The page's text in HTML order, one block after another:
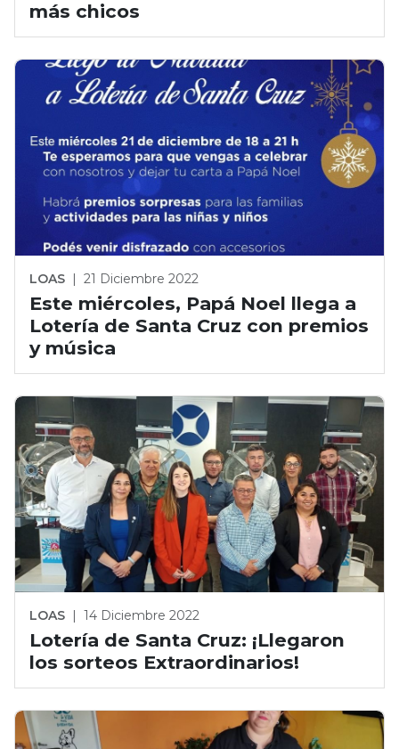
más chicos
LOAS | 21 Diciembre 2022
Este miércoles, Papá Noel llega a
Lotería de Santa Cruz con premios
y música
LOAS | 14 Diciembre 2022
Lotería de Santa Cruz: ¡Llegaron
los sorteos Extraordinarios!